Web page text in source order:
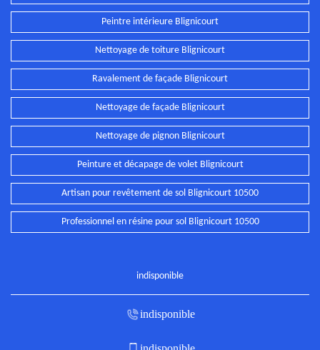
Peintre intérieure Blignicourt
Nettoyage de toiture Blignicourt
Ravalement de façade Blignicourt
Nettoyage de façade Blignicourt
Nettoyage de pignon Blignicourt
Peinture et décapage de volet Blignicourt
Artisan pour revêtement de sol Blignicourt 10500
Professionnel en résine pour sol Blignicourt 10500
indisponible
indisponible